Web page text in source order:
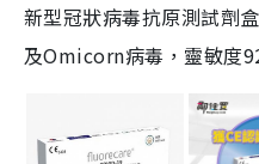
新型冠狀病毒抗原測試劑
及Omicorn病毒，靈敏度